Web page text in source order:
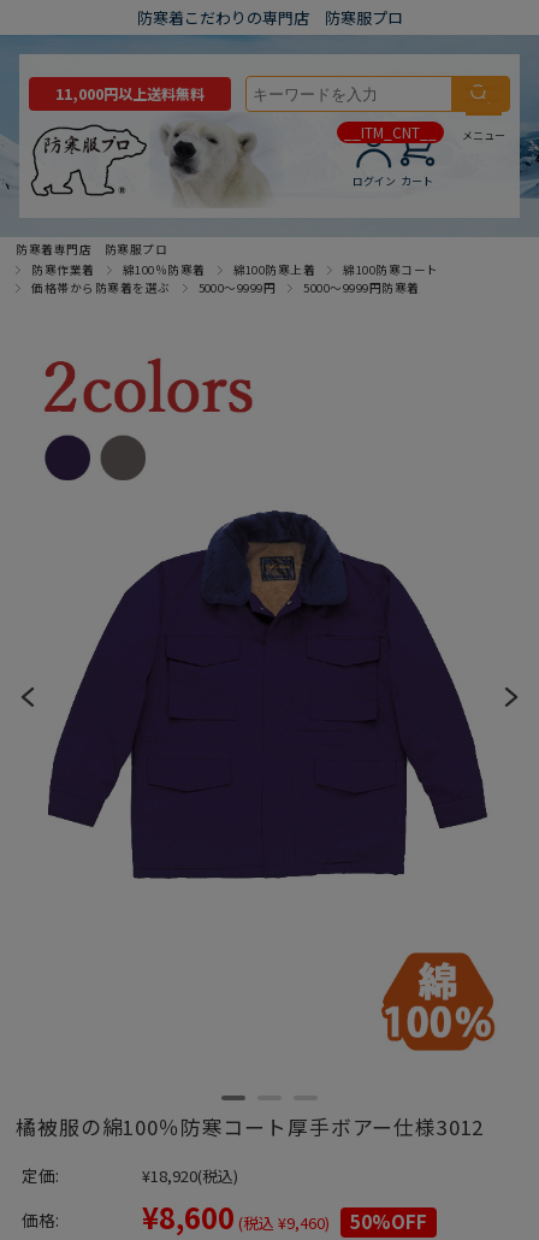
防寒着こだわりの専門店 防寒服プロ
ログイン
__ITM_CNT__
カート
メニュー
11,000円以上送料無料
防寒着専門店 防寒服プロ
防寒作業着
綿100％防寒着 綿100防寒上着
綿100防寒コート
価格帯から防寒着を選ぶ
5000～9999円 5000～9999円防寒着
橘被服の綿100％防寒コート厚手ボアー仕様3012
定価: ¥18,920(税込)
価格: ¥8,600 (税込 ¥9,460) 50%OFF